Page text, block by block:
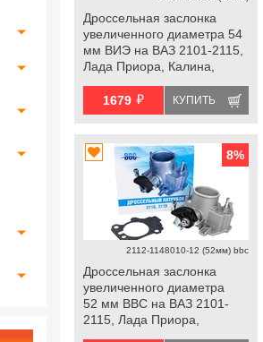
Дроссельная заслонка
увеличенного диаметра 54
мм ВИЭ на ВАЗ 2101-2115,
Лада Приора, Калина,
1679 й КУПИТЬ
8%
2112-1148010-12 (52мм) bbc
Дроссельная заслонка
увеличенного диаметра
52 мм ВВС на ВАЗ 2101-
2115, Лада Приора,